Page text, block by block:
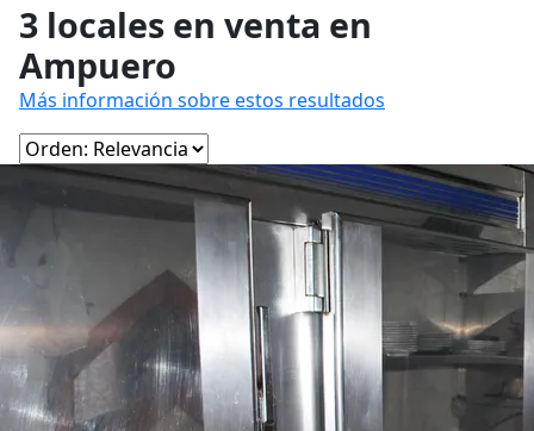
3 locales en venta en
Ampuero
Más información sobre estos resultados